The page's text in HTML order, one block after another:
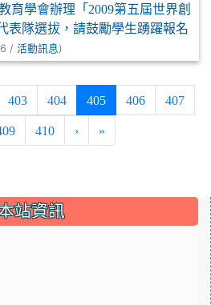
育學會辦理「2009第五屆世界創
表隊選拔，請鼓勵學生踴躍報名
/ 活動訊息 )
403 404 405(current)
406 407
410 › »
站資訊